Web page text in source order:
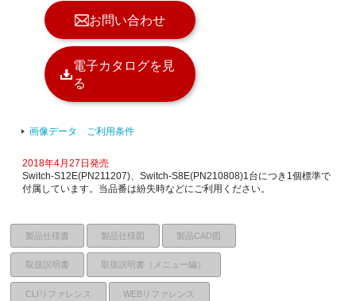
画像データ ご利用条件
お問い合わせ
電子カタログを見
る
2018年4月27日発売
Switch-S12E(PN211207)、Switch-S8E(PN210808)1台につき1個標準で
付属しています。当品番は紛失時などにご利用ください。
製品仕様書 製品仕様図 製品CAD図
取扱説明書 取扱説明書（メニュー編）
CLIリファレンス WEBリファレンス